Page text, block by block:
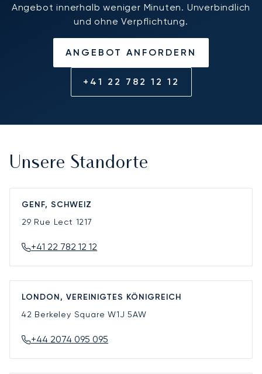
Angebot innerhalb weniger Minuten. Unverbindlich
und ohne Verpflichtung.
ANGEBOT ANFORDERN
+41 22 782 12 12
Unsere Standorte
GENF, SCHWEIZ
29 Rue Lect 1217
+41 22 782 12 12
LONDON, VEREINIGTES KÖNIGREICH
42 Berkeley SquareW1J 5AW
+44 2074 095 095